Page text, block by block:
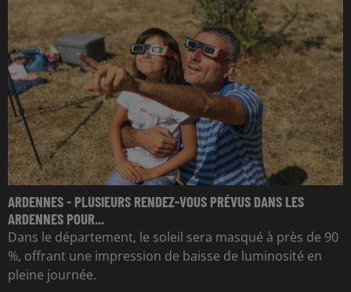
ARDENNES - PLUSIEURS RENDEZ-VOUS PRÉVUS DANS LES
ARDENNES POUR...
Dans le département, le soleil sera masqué à près de 90
%, offrant une impression de baisse de luminosité en
pleine journée.